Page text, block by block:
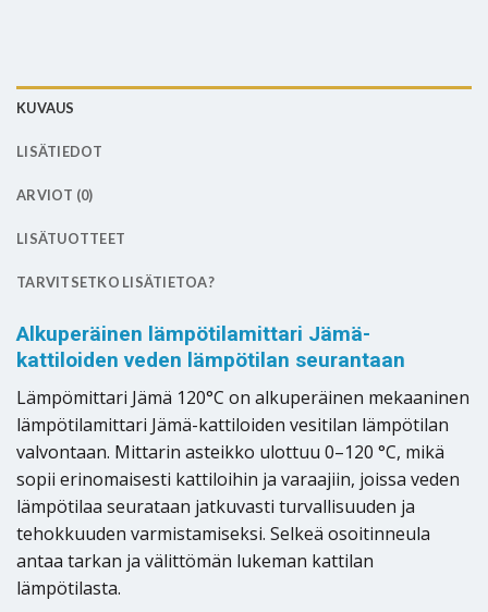
KUVAUS
LISÄTIEDOT
ARVIOT (0)
LISÄTUOTTEET
TARVITSETKO LISÄTIETOA?
Alkuperäinen lämpötilamittari Jämä-
kattiloiden veden lämpötilan seurantaan
Lämpömittari Jämä 120°C on alkuperäinen mekaaninen
lämpötilamittari Jämä-kattiloiden vesitilan lämpötilan
valvontaan. Mittarin asteikko ulottuu 0–120 °C, mikä
sopii erinomaisesti kattiloihin ja varaajiin, joissa veden
lämpötilaa seurataan jatkuvasti turvallisuuden ja
tehokkuuden varmistamiseksi. Selkeä osoitinneula
antaa tarkan ja välittömän lukeman kattilan
lämpötilasta.